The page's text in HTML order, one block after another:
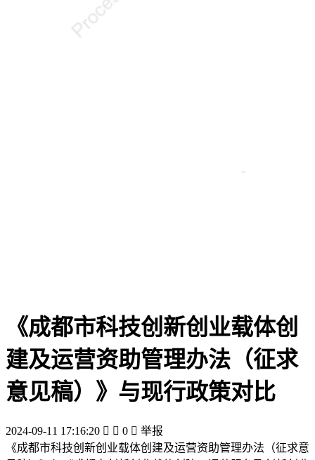
《成都市科技创新创业载体创
建及运营资助管理办法（征求
意见稿）》与现行政策对比
2024-09-11 17:16:20   0  举报
《成都市科技创新创业载体创建及运营资助管理办法（征求意